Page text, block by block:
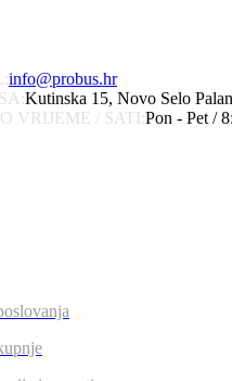
info@probus.hr
Kutinska 15, Novo Selo
VRIJEME / SATI:Pon - Pet /